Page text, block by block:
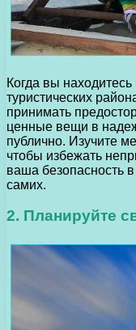
Когда вы
туристических
принимать
ценные вещи в
публично. Изучите
чтобы избежать
ваша безопасность
самих.
2. Планируйте